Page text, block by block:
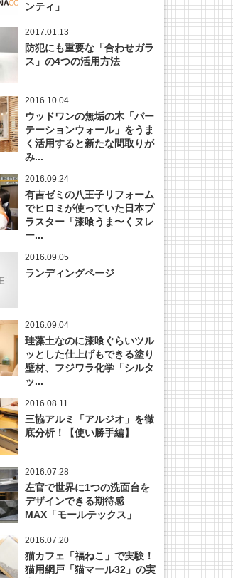
ンティ」
2017.01.13
防犯にも重要な「合わせガラ
ス」の4つの活用方法
2016.10.04
ウッドワンの無垢の木「パー
テーションウォール」をうま
く活用すると新たな間取りが
み...
2016.09.24
有吉ゼミの八王子リフォーム
でヒロミが使っていた日本プ
ラスター「漆喰うま〜くヌレ
ー...
2016.09.05
ランディングページ
2016.09.04
珪藻土なのに漆喰ぐらいツル
ッとした仕上げもできる塗り
壁材、フジワラ化学「シルタ
ッ...
2016.08.11
三協アルミ「アルジオ」を徹
底分析！【使い勝手編】
2016.07.28
左官で世界に1つの洗面台を
デザインできる期待感
MAX「モールテックス」
2016.07.20
猫カフェ「福ねこ」で実験！
猫用網戸「猫マール32」の実